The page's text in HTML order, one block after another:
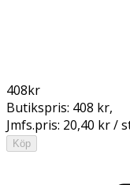
408kr
Butikspris: 408 kr,
Jmfs.pris: 20,40 kr /
Köp